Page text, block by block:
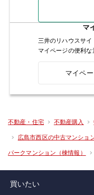
マ
三井のリハウスサ
マイページの便利な
マイペ
不動産・住宅 不動産購入
広島市西区の中古マンショ
パークマンション（棟情報）
買いたい